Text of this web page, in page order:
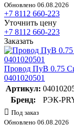
Обновлено 06.08.2026
+7 8112 660-223
Уточнить цену
+7 8112 660-223
Заказать
Провод ПуВ 0.75
0401020501
Артикул:
Бренд:
РЭК-
Под заказ
Обновлено 06.08.2026